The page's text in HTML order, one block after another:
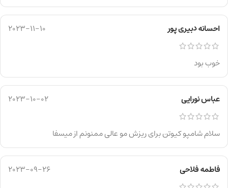
احسانه دبیری پور 2023-11-10
خوب بود
عباس نورایی 2023-10-02
سلام شامپو کیوتن برای ریزش مو عالی ممنونم از میسفا
فاطمه فلاحی 2023-09-26